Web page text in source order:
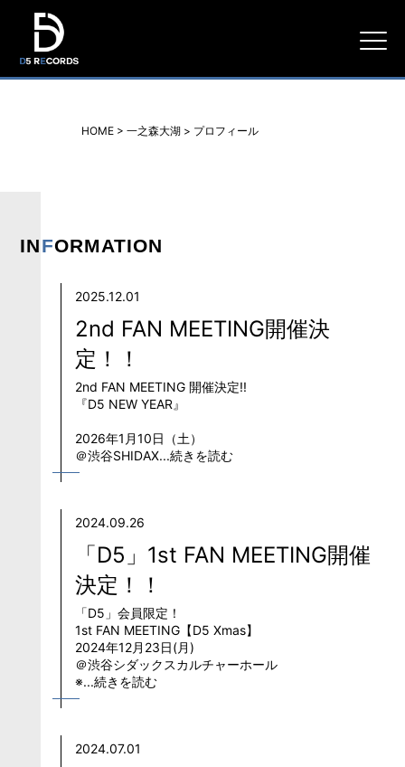
D5
HOME> 一之森大湖> プロフィール
INFORMATION
2025.12.01
2nd FAN MEETING開催決
定！！
2nd FAN MEETING 開催決定!!
『D5 NEW YEAR』
2026年1月10日（土）
＠渋谷SHIDAX...続きを読む
2024.09.26
「D5」1st FAN MEETING開催
決定！！
「D5」会員限定！
1st FAN MEETING【D5 Xmas】
2024年12月23日(月)
＠渋谷シダックスカルチャーホール
※...続きを読む
2024.07.01